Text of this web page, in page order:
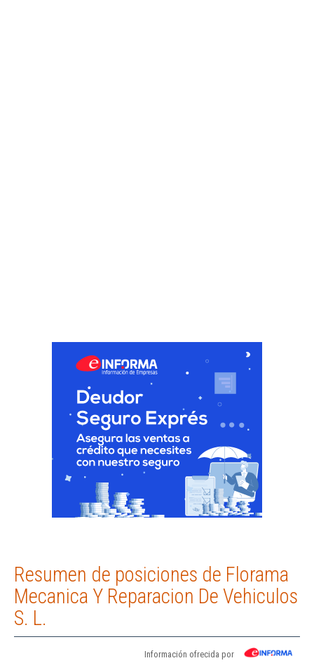
Resumen de posiciones de Florama
Mecanica Y Reparacion De Vehiculos
S. L.
Información ofrecida por